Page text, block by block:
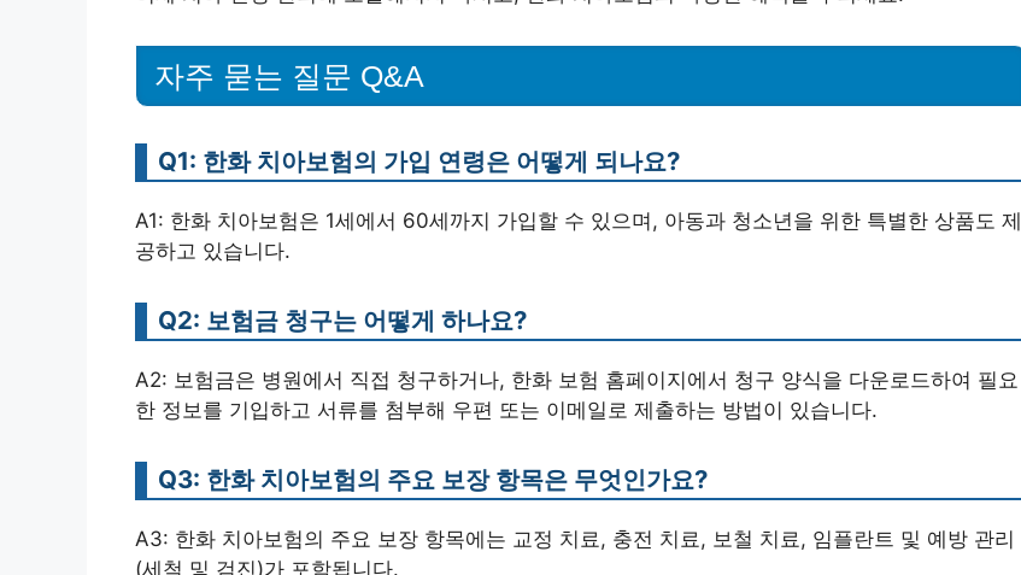
자주 묻는 질문 Q&A
Q1: 한화 치아보험의 가입 연령은 어떻게 되나요?
A1: 한화 치아보험은 1세에서 60세까지 가입할 수 있으며, 아동과 청소년을 위한 특별한 상품도 제
공하고 있습니다.
Q2: 보험금 청구는 어떻게 하나요?
A2: 보험금은 병원에서 직접 청구하거나, 한화 보험 홈페이지에서 청구 양식을 다운로드하여 필요
한 정보를 기입하고 서류를 첨부해 우편 또는 이메일로 제출하는 방법이 있습니다.
Q3: 한화 치아보험의 주요 보장 항목은 무엇인가요?
A3: 한화 치아보험의 주요 보장 항목에는 교정 치료, 충전 치료, 보철 치료, 임플란트 및 예방 관리
(세척 및 검진)가 포함됩니다.